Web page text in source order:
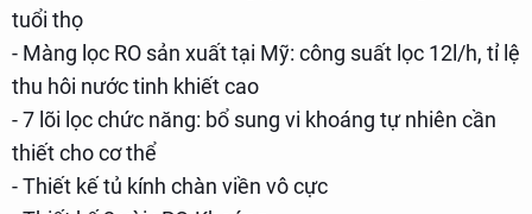
tuổi thọ
- Màng lọc RO sản xuất tại Mỹ: công suất lọc 12l/h, tỉ lệ
thu hôi nước tinh khiết cao
- 7 lõi lọc chức năng: bổ sung vi khoáng tự nhiên cần
thiết cho cơ thể
- Thiết kế tủ kính chàn viền vô cực